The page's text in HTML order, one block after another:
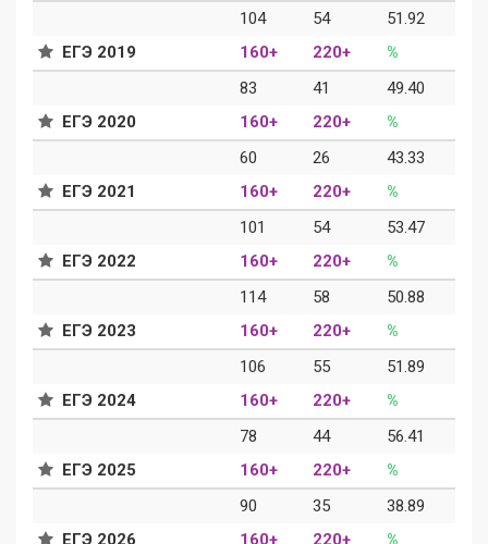
104
54
51.92
ЕГЭ 2019
160+ 220+
%
83
41
49.40
ЕГЭ 2020
160+ 220+
%
60
26
43.33
ЕГЭ 2021
160+ 220+
%
101
54
53.47
ЕГЭ 2022
160+ 220+
%
114
58
50.88
ЕГЭ 2023
160+ 220+
%
106
55
51.89
ЕГЭ 2024
160+ 220+
%
78
44
56.41
ЕГЭ 2025
160+ 220+
%
90
35
38.89
ЕГЭ 2026
160+ 220+ %